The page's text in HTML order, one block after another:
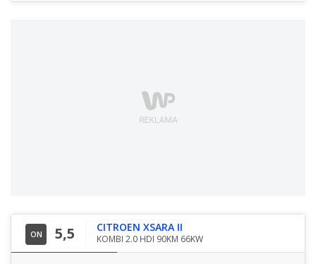
ON 5,5 CITROEN XSARA II
KOMBI 2.0 HDI 90KM 66KW